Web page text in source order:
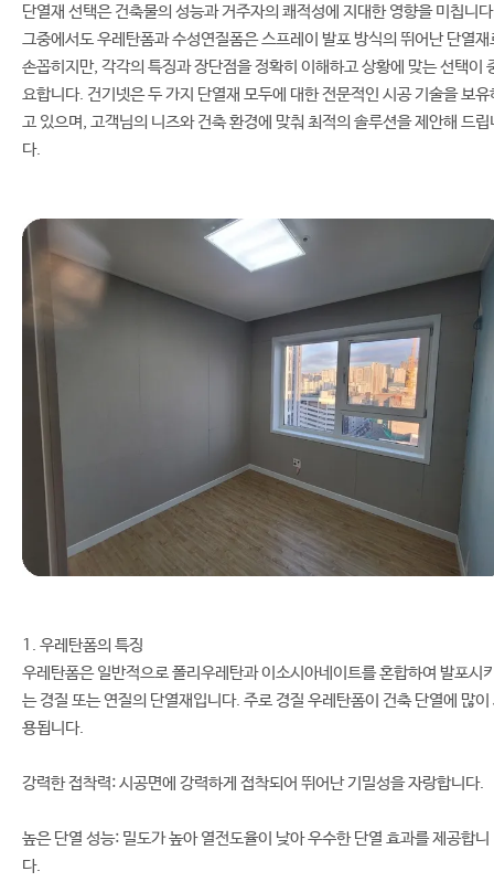
단열재 선택은 건축물의 성능과 거주자의 쾌적성에 지대한 영향을 미칩니
그중에서도 우레탄폼과 수성연질폼은 스프레이 발포 방식의 뛰어난 단열재
손꼽히지만, 각각의 특징과 장단점을 정확히 이해하고 상황에 맞는 선택이
요합니다. 건기넷은 두 가지 단열재 모두에 대한 전문적인 시공 기술을 보유
고 있으며, 고객님의 니즈와 건축 환경에 맞춰 최적의 솔루션을 제안해 드립
다.
1. 우레탄폼의 특징
우레탄폼은 일반적으로 폴리우레탄과 이소시아네이트를 혼합하여 발포시
는 경질 또는 연질의 단열재입니다. 주로 경질 우레탄폼이 건축 단열에 많이
용됩니다.
강력한 접착력: 시공면에 강력하게 접착되어 뛰어난 기밀성을 자랑합니다.
높은 단열 성능: 밀도가 높아 열전도율이 낮아 우수한 단열 효과를 제공합니
다.